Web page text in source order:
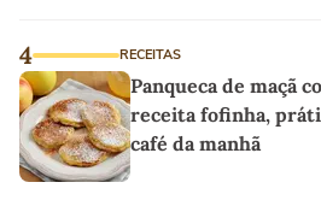
4 RECEITAS
Panqueca de maçã
receita fofinha,
café da manhã